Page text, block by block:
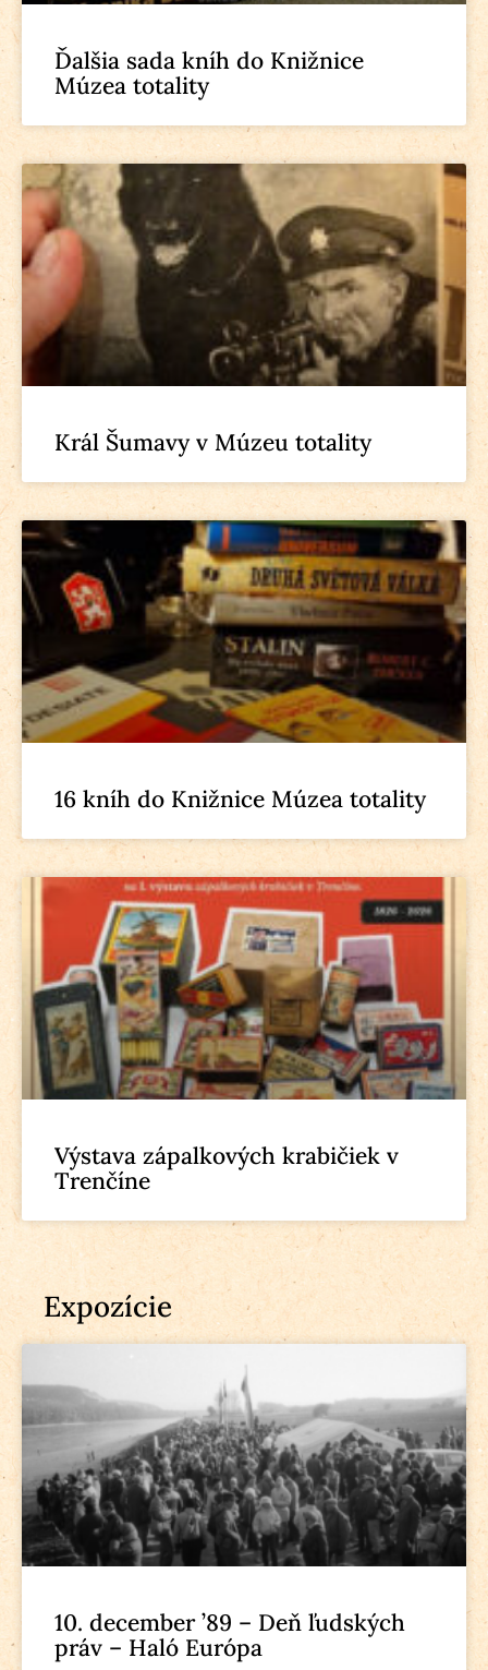
Ďalšia sada kníh do Knižnice
Múzea totality
Král Šumavy v Múzeu totality
16 kníh do Knižnice Múzea totality
Výstava zápalkových krabičiek v
Trenčíne
Expozície
10. december ’89 – Deň ľudských
práv – Haló Európa